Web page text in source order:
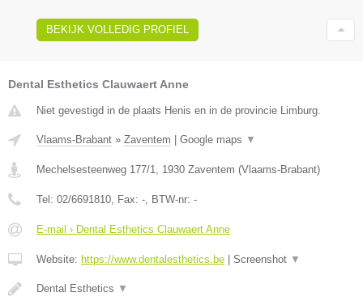
BEKIJK VOLLEDIG PROFIEL
Dental Esthetics Clauwaert Anne
Niet gevestigd in de plaats Henis en in de provincie Limburg.
Vlaams-Brabant » Zaventem | Google maps ▼
Mechelsesteenweg 177/1 1930 Zaventem (Vlaams-Brabant)
Tel: 02/6691810 , Fax: - , BTW-nr: -
E-mail › Dental Esthetics Clauwaert Anne
Website: https://www.dentalesthetics.be | Screenshot ▼
Dental Esthetics ▼